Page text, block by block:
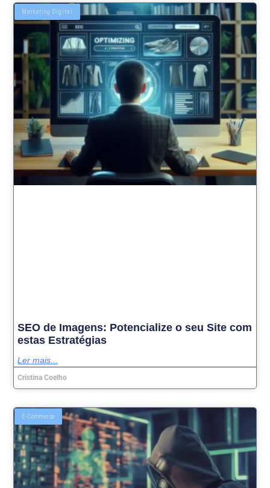
Marketing Digital
SEO de Imagens: Potencialize o seu Site com
estas Estratégias
Ler mais...
Cristina Coelho
E-Commerce